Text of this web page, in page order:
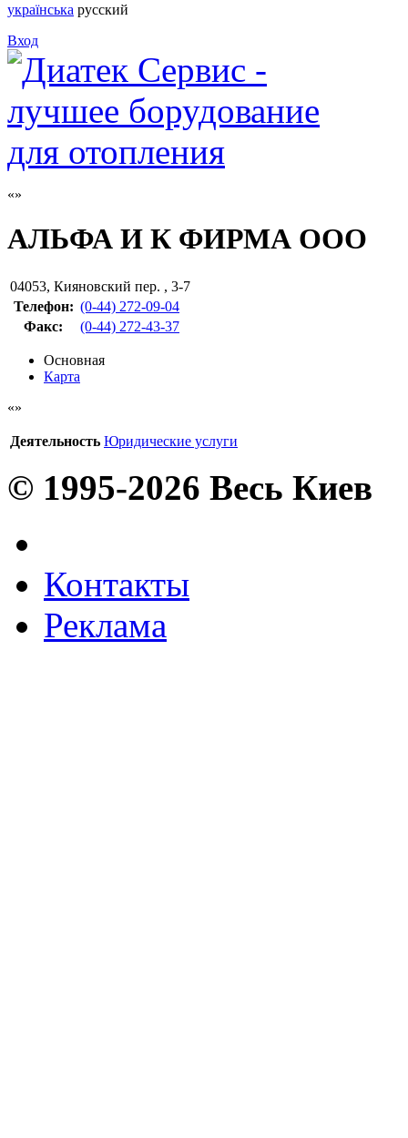
українська русский
Вход
АЛЬФА И К ФИРМА ООО
04053, Кияновский пер. , 3-7
Телефон: (0-44) 272-09-04
Факс: (0-44) 272-43-37
Основная
Карта
Деятельность Юридические услуги
© 1995-2026 Весь Киев
Контакты
Реклама